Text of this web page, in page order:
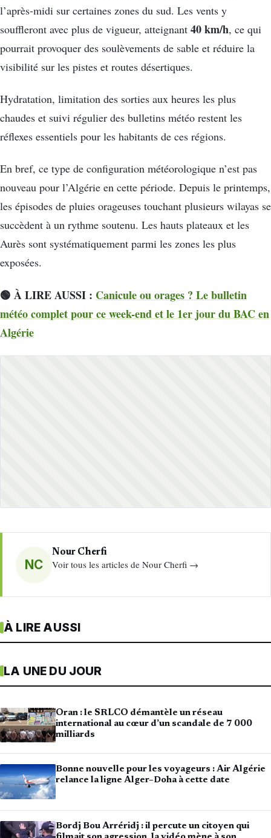
l’après-midi sur certaines zones du sud. Les vents y
souffleront avec plus de vigueur, atteignant 40 km/h, ce qui
pourrait provoquer des soulèvements de sable et réduire la
visibilité sur les pistes et routes désertiques.
Hydratation, limitation des sorties aux heures les plus
chaudes et suivi régulier des bulletins météo restent les
réflexes essentiels pour les habitants de ces régions.
En bref, ce type de configuration météorologique n’est pas
nouveau pour l’Algérie en cette période. Depuis le printemps,
les épisodes de pluies orageuses touchant plusieurs wilayas se
succèdent à un rythme soutenu. Les hauts plateaux et les
Aurès sont systématiquement parmi les zones les plus
exposées.
🟢 À LIRE AUSSI : Canicule ou orages ? Le bulletin
météo complet pour ce week-end et le 1er jour du BAC en
Algérie
NC
Nour Cherfi
Voir tous les articles de Nour Cherfi →
À LIRE AUSSI
LA UNE DU JOUR
Oran : le SRLCO démantèle un réseau
international au cœur d’un scandale de 7 000
milliards
Bonne nouvelle pour les voyageurs : Air Algérie
relance la ligne Alger–Doha à cette date
Bordj Bou Arréridj : il percute un citoyen qui